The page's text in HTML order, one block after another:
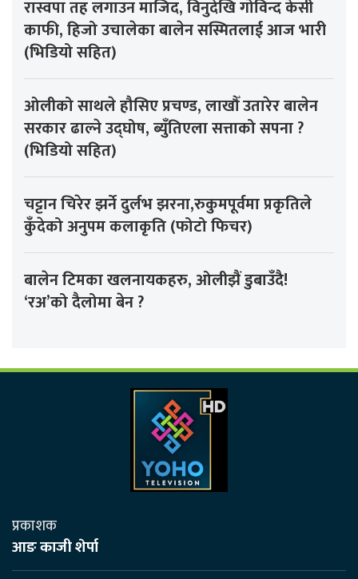
रास्वपा तह लगाउन माजिद, विनुदेखि गोविन्द केसी
काफी, हिजो उचालेका बालेन सस्मितलाई आज भारी
(भिडियो सहित)
ओलीको साथले हौसिए प्रचण्ड, लाखौँ उतारेर बालेन
सरकार ढाल्ने उद्घोष, ब्युँतिएला सत्ताको सपना ?
(भिडियो सहित)
चट्टान चिरेर झर्ने दुर्लभ झरना,रुकुमपूर्वमा प्रकृतिले
कुँदेको अनुपम कलाकृति (फोटो फिचर)
बालेन टिमका खलनायकहरु, ओलीझैं डुबाउँदै!
‘रअ’को दैलोमा बेन ?
प्रकाशक
आङ काजी शेर्पा